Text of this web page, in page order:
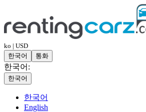
ko | USD
한국어
통화
한국어:
한국어
한국어
English